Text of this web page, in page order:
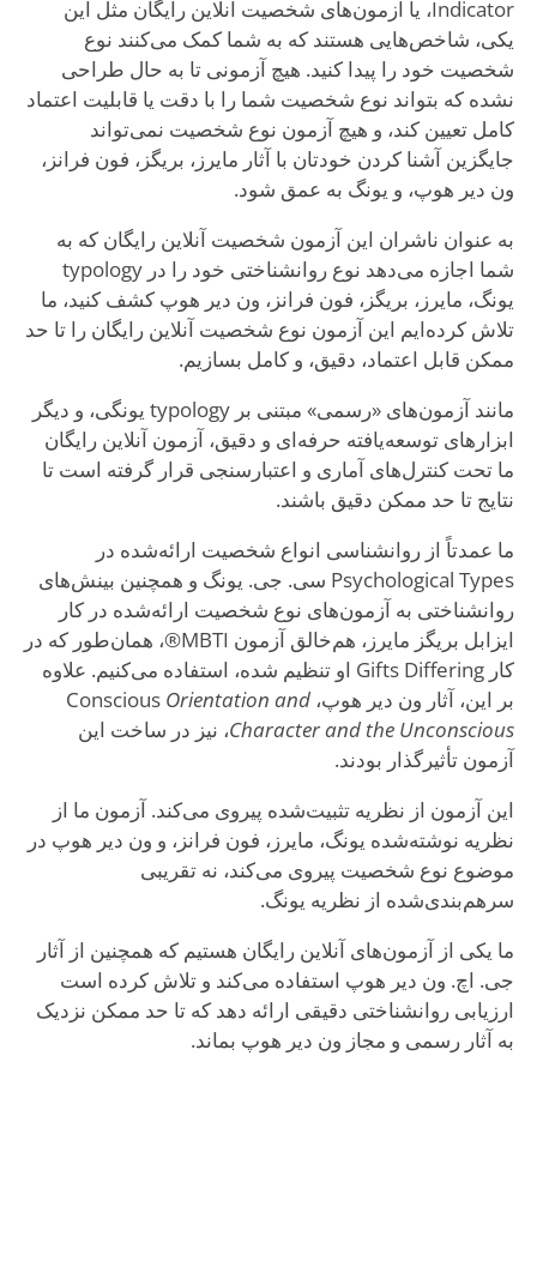
Indicator، یا آزمون‌های شخصیت آنلاین رایگان مثل این
یکی، شاخص‌هایی هستند که به شما کمک می‌کنند نوع
شخصیت خود را پیدا کنید. هیچ آزمونی تا به حال طراحی
نشده که بتواند نوع شخصیت شما را با دقت یا قابلیت اعتماد
کامل تعیین کند، و هیچ آزمون نوع شخصیت نمی‌تواند
جایگزین آشنا کردن خودتان با آثار مایرز، بریگز، فون فرانز،
ون دیر هوپ، و یونگ به عمق شود.
به عنوان ناشران این آزمون شخصیت آنلاین رایگان که به
شما اجازه می‌دهد نوع روانشناختی خود را در typology
یونگ، مایرز، بریگز، فون فرانز، ون دیر هوپ کشف کنید، ما
تلاش کرده‌ایم این آزمون نوع شخصیت آنلاین رایگان را تا حد
ممکن قابل اعتماد، دقیق، و کامل بسازیم.
مانند آزمون‌های «رسمی» مبتنی بر typology یونگی، و دیگر
ابزارهای توسعه‌یافته حرفه‌ای و دقیق، آزمون آنلاین رایگان
ما تحت کنترل‌های آماری و اعتبارسنجی قرار گرفته است تا
نتایج تا حد ممکن دقیق باشند.
ما عمدتاً از روانشناسی انواع شخصیت ارائه‌شده در
Psychological Types سی. جی. یونگ و همچنین بینش‌های
روانشناختی به آزمون‌های نوع شخصیت ارائه‌شده در کار
ایزابل بریگز مایرز، هم‌خالق آزمون MBTI®، همان‌طور که در
کار Gifts Differing او تنظیم شده، استفاده می‌کنیم. علاوه
بر این، آثار ون دیر هوپ، ConsciousOrientation and
Character and the Unconscious، نیز در ساخت این
آزمون تأثیرگذار بودند.
این آزمون از نظریه تثبیت‌شده پیروی می‌کند. آزمون ما از
نظریه نوشته‌شده یونگ، مایرز، فون فرانز، و ون دیر هوپ در
موضوع نوع شخصیت پیروی می‌کند، نه تقریبی
سرهم‌بندی‌شده از نظریه یونگ.
ما یکی از آزمون‌های آنلاین رایگان هستیم که همچنین از آثار
جی. اچ. ون دیر هوپ استفاده می‌کند و تلاش کرده است
ارزیابی روانشناختی دقیقی ارائه دهد که تا حد ممکن نزدیک
به آثار رسمی و مجاز ون دیر هوپ بماند.